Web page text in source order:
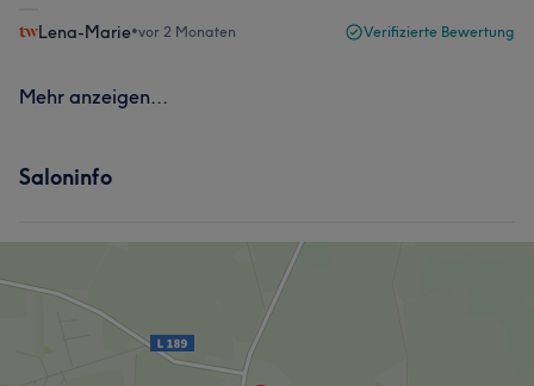
Lena-Marie•vor 2 Monaten Verifizierte Bewertung
Mehr anzeigen...
Saloninfo